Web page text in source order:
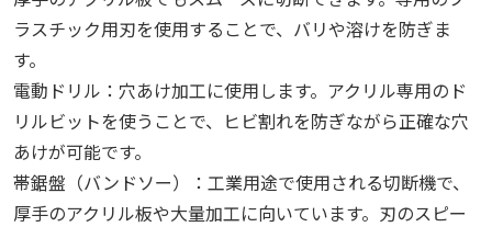
ラスチック用刃を使用することで、バリや溶けを防ぎま
す。
電動ドリル：穴あけ加工に使用します。アクリル専用のド
リルビットを使うことで、ヒビ割れを防ぎながら正確な穴
あけが可能です。
帯鋸盤（バンドソー）：工業用途で使用される切断機で、
厚手のアクリル板や大量加工に向いています。刃のスピー